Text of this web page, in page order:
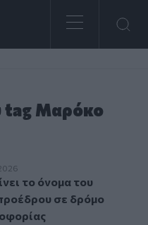
tag Μαρόκο
το όνομα του
το όνομα του
σε δρόμο